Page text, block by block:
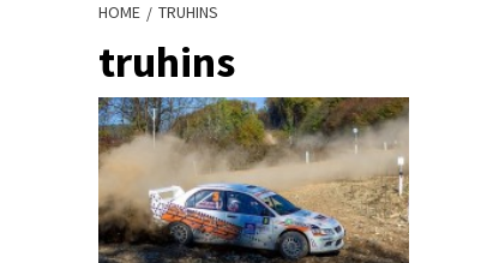
HOME TRUHINS
truhins